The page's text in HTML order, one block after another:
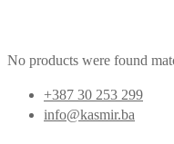
No products were found
+387 30 253 299
info@kasmir.ba